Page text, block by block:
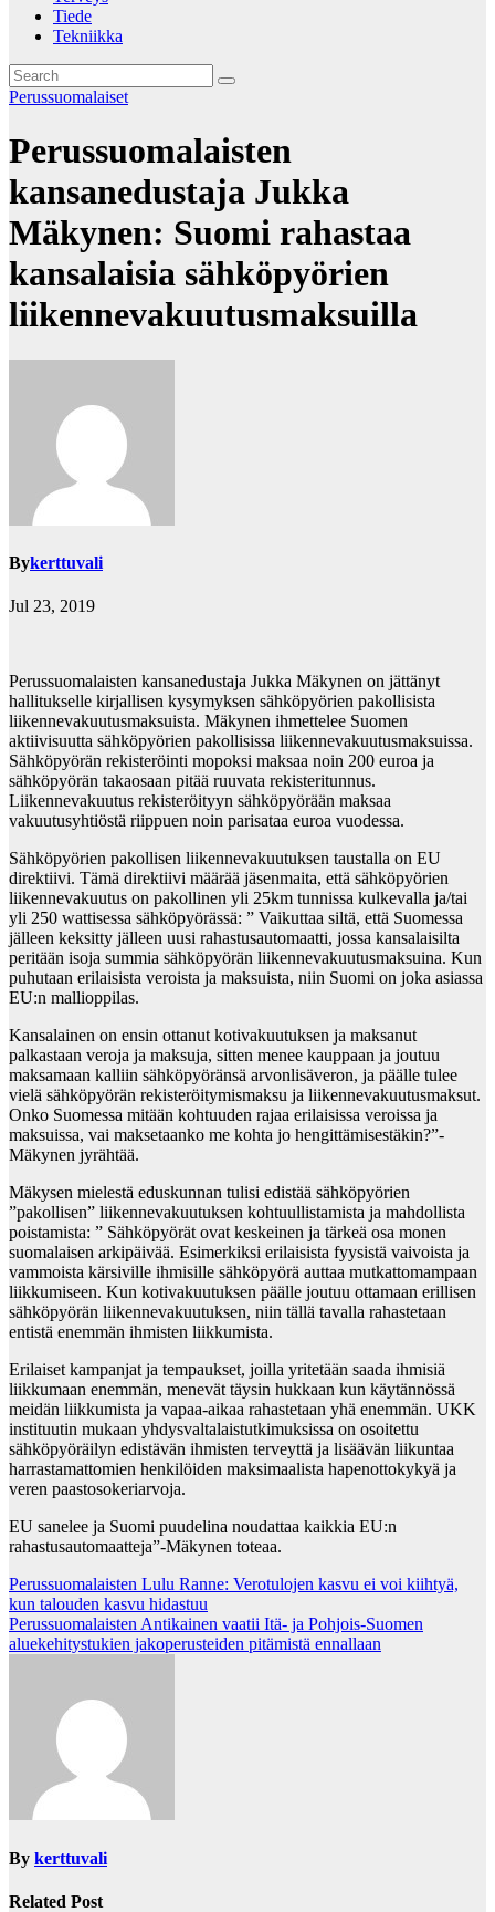
Tiede
Tekniikka
Perussuomalaiset
Perussuomalaisten
kansanedustaja Jukka
Mäkynen: Suomi rahastaa
kansalaisia sähköpyörien
liikennevakuutusmaksuilla
Bykerttuvali
Jul 23, 2019
Perussuomalaisten kansanedustaja Jukka Mäkynen on jättänyt
hallitukselle kirjallisen kysymyksen sähköpyörien pakollisista
liikennevakuutusmaksuista. Mäkynen ihmettelee Suomen
aktiivisuutta sähköpyörien pakollisissa liikennevakuutusmaksuissa.
Sähköpyörän rekisteröinti mopoksi maksaa noin 200 euroa ja
sähköpyörän takaosaan pitää ruuvata rekisteritunnus.
Liikennevakuutus rekisteröityyn sähköpyörään maksaa
vakuutusyhtiöstä riippuen noin parisataa euroa vuodessa.
Sähköpyörien pakollisen liikennevakuutuksen taustalla on EU
direktiivi. Tämä direktiivi määrää jäsenmaita, että sähköpyörien
liikennevakuutus on pakollinen yli 25km tunnissa kulkevalla ja/tai
yli 250 wattisessa sähköpyörässä: ” Vaikuttaa siltä, että Suomessa
jälleen keksitty jälleen uusi rahastusautomaatti, jossa kansalaisilta
peritään isoja summia sähköpyörän liikennevakuutusmaksuina. Kun
puhutaan erilaisista veroista ja maksuista, niin Suomi on joka asiassa
EU:n mallioppilas.
Kansalainen on ensin ottanut kotivakuutuksen ja maksanut
palkastaan veroja ja maksuja, sitten menee kauppaan ja joutuu
maksamaan kalliin sähköpyöränsä arvonlisäveron, ja päälle tulee
vielä sähköpyörän rekisteröitymismaksu ja liikennevakuutusmaksut.
Onko Suomessa mitään kohtuuden rajaa erilaisissa veroissa ja
maksuissa, vai maksetaanko me kohta jo hengittämisestäkin?”-
Mäkynen jyrähtää.
Mäkysen mielestä eduskunnan tulisi edistää sähköpyörien
”pakollisen” liikennevakuutuksen kohtuullistamista ja mahdollista
poistamista: ” Sähköpyörät ovat keskeinen ja tärkeä osa monen
suomalaisen arkipäivää. Esimerkiksi erilaisista fyysistä vaivoista ja
vammoista kärsiville ihmisille sähköpyörä auttaa mutkattomampaan
liikkumiseen. Kun kotivakuutuksen päälle joutuu ottamaan erillisen
sähköpyörän liikennevakuutuksen, niin tällä tavalla rahastetaan
entistä enemmän ihmisten liikkumista.
Erilaiset kampanjat ja tempaukset, joilla yritetään saada ihmisiä
liikkumaan enemmän, menevät täysin hukkaan kun käytännössä
meidän liikkumista ja vapaa-aikaa rahastetaan yhä enemmän. UKK
instituutin mukaan yhdysvaltalaistutkimuksissa on osoitettu
sähköpyöräilyn edistävän ihmisten terveyttä ja lisäävän liikuntaa
harrastamattomien henkilöiden maksimaalista hapenottokykyä ja
veren paastosokeriarvoja.
EU sanelee ja Suomi puudelina noudattaa kaikkia EU:n
rahastusautomaatteja”-Mäkynen toteaa.
Post
navigation
Perussuomalaisten Lulu Ranne: Verotulojen kasvu ei voi kiihtyä,
kun talouden kasvu hidastuu
Perussuomalaisten Antikainen vaatii Itä- ja Pohjois-Suomen
aluekehitystukien jakoperusteiden pitämistä ennallaan
By kerttuvali
Related Post